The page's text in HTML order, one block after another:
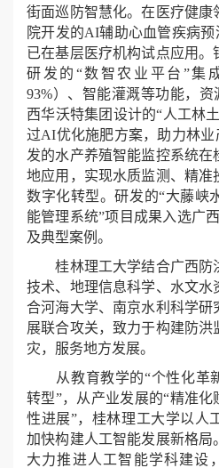
街面巡防智慧化。在医疗健康
院开发的AI辅助心血管疾病预
已在基层医疗机构试点应用
研发的“数智农业平台”集
93%）、智能灌溉等功能，资
西华沃特集团设计的“人工林
过AI优化施肥方案，助力林业
发的水产养殖智能监控系统
地应用，实现水质监测、精准
数字化转型。研发的“大藤峡
能管理系统”项目成果入选广
及典型案例。
桂林理工大学结合广西防
技术、地理信息科学、水文
合河海大学、南京水利科学
展联合攻关，致力于构建防
灾，服务地方发展。
从教育教学的“个性化革
转型”，从产业发展的“精准化
性进展”，桂林理工大学以人
加快构建人工智能发展新格局
大力推进人工智能学科建设